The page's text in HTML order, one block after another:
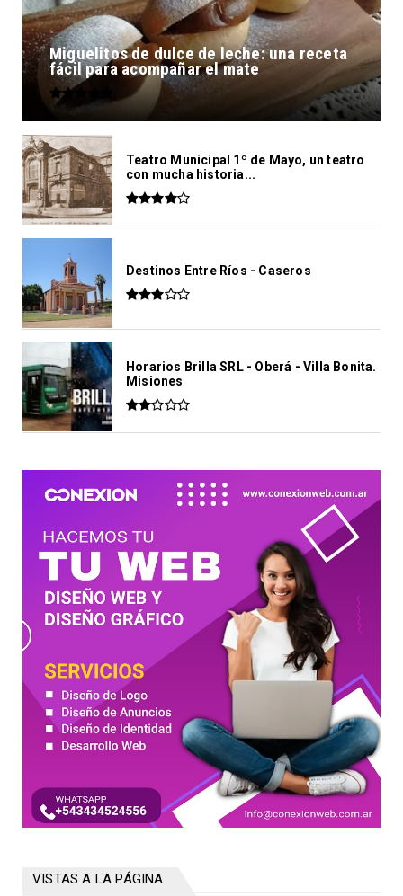
Miguelitos de dulce de leche: una receta
fácil para acompañar el mate
Teatro Municipal 1º de Mayo, un teatro
con mucha historia...
Destinos Entre Ríos - Caseros
Horarios Brilla SRL - Oberá - Villa Bonita.
Misiones
VISTAS A LA PÁGINA